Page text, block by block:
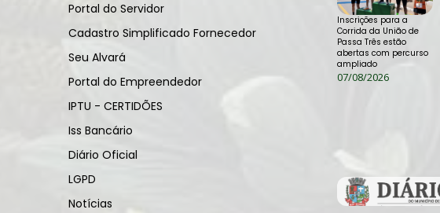
Portal do Servidor
Cadastro Simplificado Fornecedor
Seu Alvará
Portal do Empreendedor
IPTU - CERTIDÕES
Iss Bancário
Diário Oficial
LGPD
Notícias
Inscrições para a
Corrida da União de
Passa Três estão
abertas com percurso
ampliado
07/08/2026